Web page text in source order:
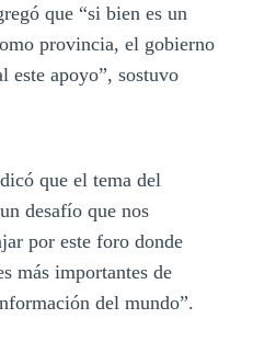
que “si bien es un
provincia, el gobierno
este apoyo”, sostuvo
que el tema del
desafío que nos
por este foro donde
más importantes de
del mundo”.